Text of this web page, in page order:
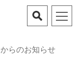
らのお知らせ